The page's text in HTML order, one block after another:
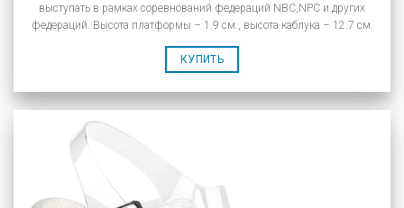
выступать в рамках соревнований федераций NBC,NPC и других
федераций. Высота платформы – 1.9 см., высота каблука – 12.7 см.
КУПИТЬ